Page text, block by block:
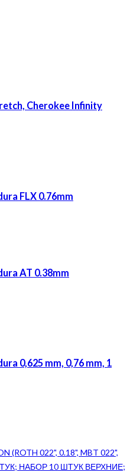
Cherokee Infinity
FLX 0.76mm
AT 0.38mm
0,625 mm, 0,76 mm, 1
022", 0.18", MBT 022",
НАБОР 10 ШТУК ВЕРХНИЕ;